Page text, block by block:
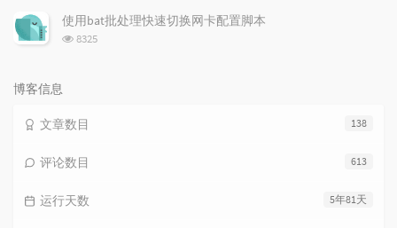
次
数:
使用bat批处理快速切换网卡配置脚本
浏
8325
博客信息
138
文章数目
613
评论数目
5年81天
运行天数